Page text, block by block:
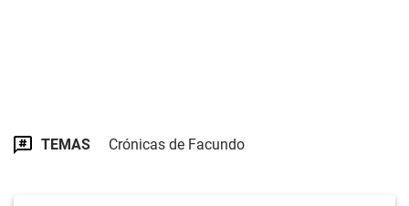
TEMAS Crónicas de Facundo